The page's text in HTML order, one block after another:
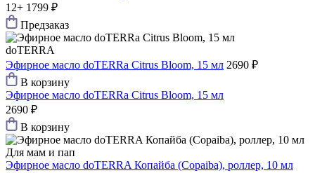
12+ 1799 ₽
Предзаказ
doTERRA
Эфирное масло doTERRa Citrus Bloom, 15 мл 2690 ₽
В корзину
Эфирное масло doTERRa Citrus Bloom, 15 мл
2690 ₽
В корзину
Для мам и пап
Эфирное масло doTERRA Копайба (Copaiba), роллер, 10 мл